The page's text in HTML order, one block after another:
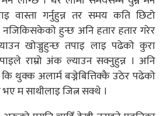
वास्ता गर्नुहुन्न तर समय कति छिटो
नजिकिसकेको हुन्छ अनि हतार हतार गरेर
खोज्नुहुन्छ तपाइ लाइ पढेको कुरा
राम्रो अंक ल्याउन सक्नुहुन्न । अनि
कि थुक्क अलार्म बज्नेबित्तिक्कै उठेर पढेको
म साथीलाइ जित्न सक्थे ।